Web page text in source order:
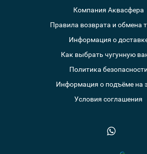
Компания Аквасфера
Правила возврата и обмена
Информация о
Как выбрать чугунную
Политика безопасности
Информация о подъёме на
Условия соглашения